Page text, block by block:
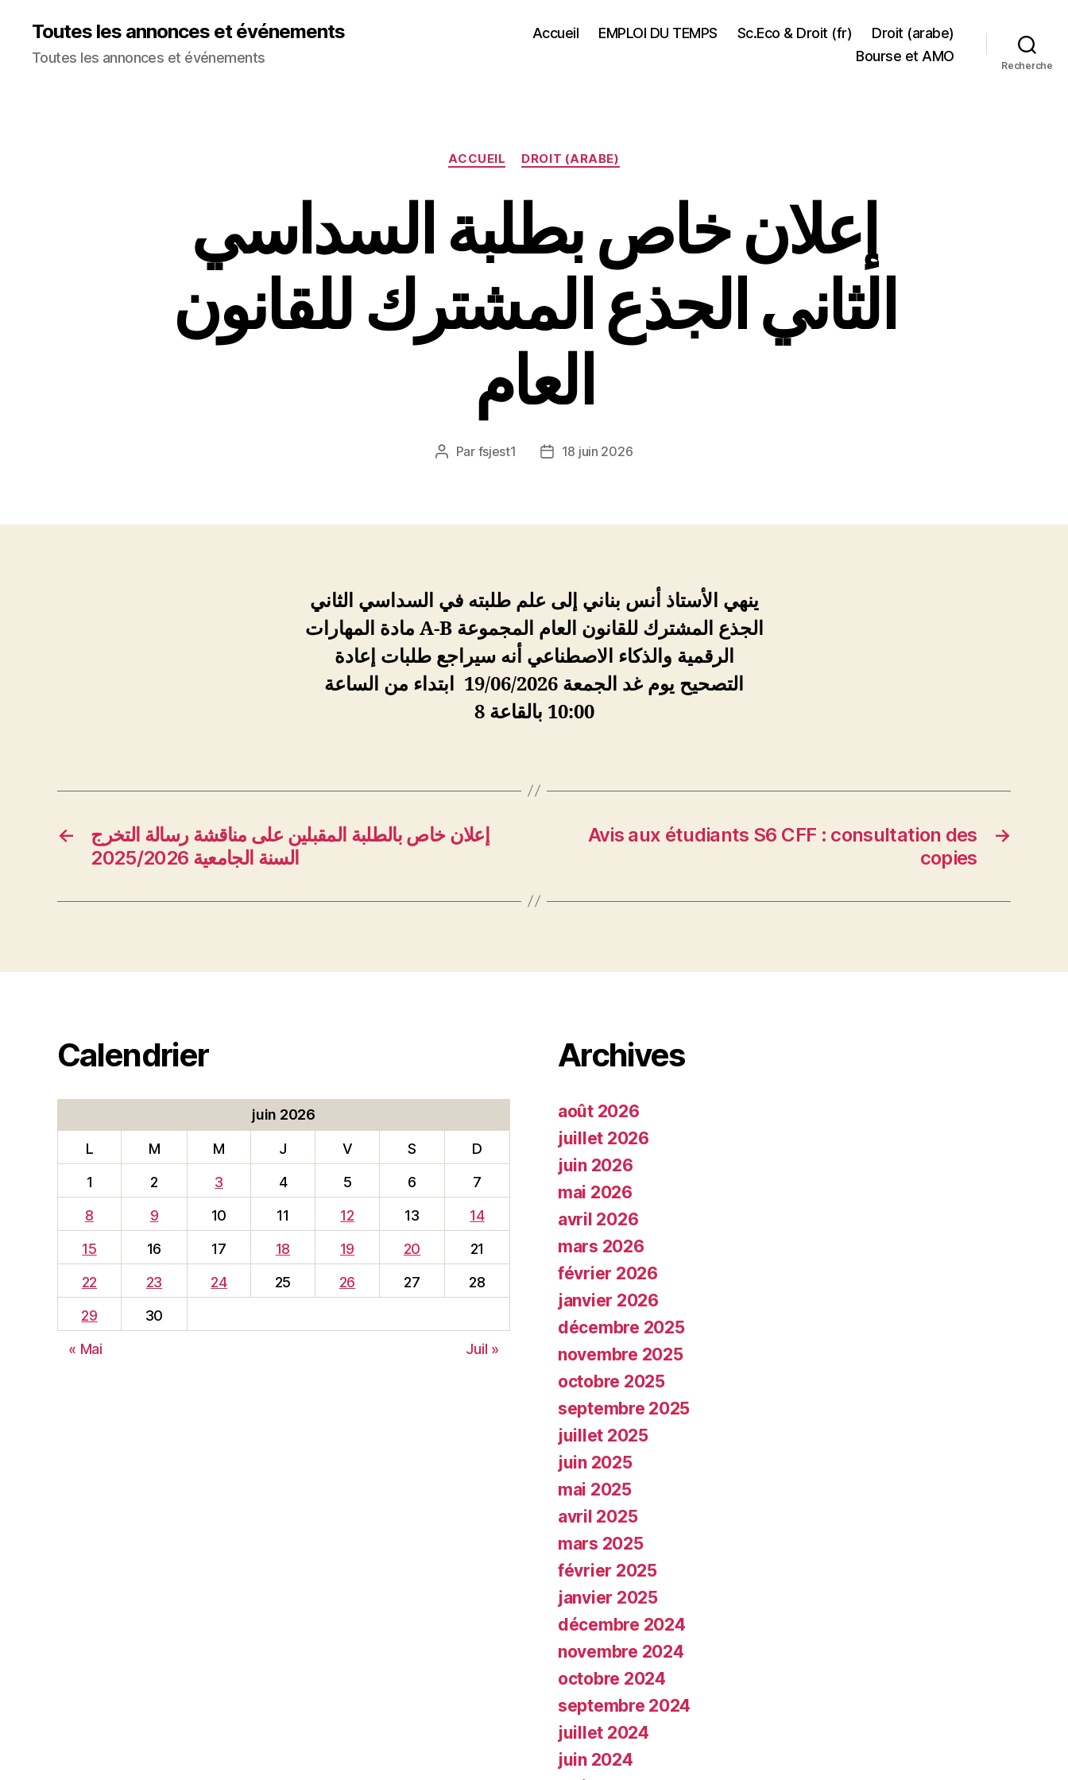
Toutes les annonces et événements
Toutes les annonces et événements
Accueil EMPLOI DU TEMPS Sc.Eco & Droit (fr)
Droit (arabe)
Bourse et AMO
Recherche
Catégories
ACCUEIL DROIT (ARABE)
إعلان خاص بطلبة السداسي
الثاني الجذع المشترك للقانون
العام
Auteur
Par fsjest1
Date18 juin 2026
ينهي الأستاذ أنس بناني إلى علم طلبته في السداسي الثاني
الجذع المشترك للقانون العام المجموعة A-B مادة المهارات
الرقمية والذكاء الاصطناعي أنه سيراجع طلبات إعادة
التصحيح يوم غد الجمعة 19/06/2026 ابتداء من الساعة
10:00 بالقاعة 8
←
إعلان خاص بالطلبة المقبلين على مناقشة رسالة التخرج
السنة الجامعية 2025/2026
→
Avis aux étudiants S6 CFF : consultation des
copies
Calendrier
juin 2026
L M M J V S
D
1
2 3 4 5 6
7
8
9 10 11 12 13
14
15
16 17 18 19 20
21
22
23 24 25 26 27
28
29
30
« Mai
Juil »
Archives
août 2026
juillet 2026
juin 2026
mai 2026
avril 2026
mars 2026
février 2026
janvier 2026
décembre 2025
novembre 2025
octobre 2025
septembre 2025
juillet 2025
juin 2025
mai 2025
avril 2025
mars 2025
février 2025
janvier 2025
décembre 2024
novembre 2024
octobre 2024
septembre 2024
juillet 2024
juin 2024